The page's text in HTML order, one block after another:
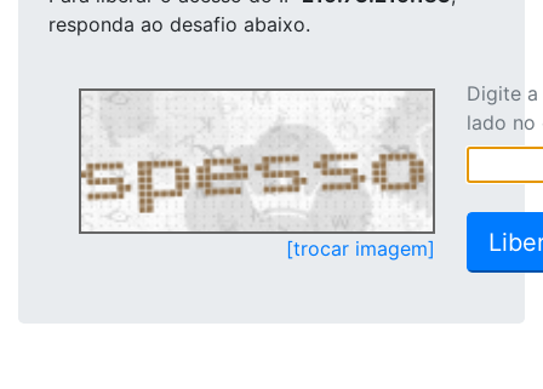
responda ao desafio abaixo.
[trocar imagem]
Digite
lado no